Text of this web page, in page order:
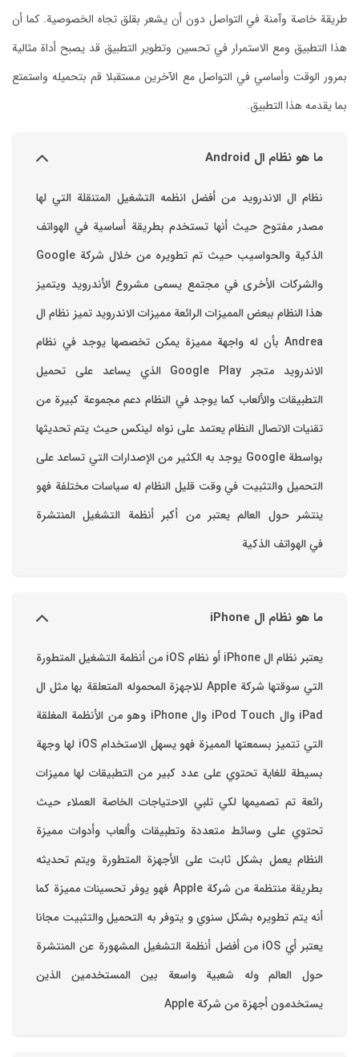
طريقة خاصة وآمنة في التواصل دون أن يشعر بقلق تجاه الخصوصية. كما أن
هذا التطبيق ومع الاستمرار في تحسين وتطوير التطبيق قد يصبح أداة مثالية
بمرور الوقت وأساسي في التواصل مع الآخرين مستقبلا قم بتحميله واستمتع
بما يقدمه هذا التطبيق.
ما هو نظام ال Android
نظام ال الاندرويد من أفضل انظمه التشغيل المتنقلة التي لها
مصدر مفتوح حيث أنها تستخدم بطريقة أساسية في الهواتف
والشركات الأخرى في مجتمع يسمى مشروع الأندرويد ويتميز
هذا النظام ببعض المميزات الرائعة ‏مميزات الاندرويد ‏تميز نظام ال
Andrea بأن له واجهة مميزة يمكن تخصصها ‏يوجد في نظام
الاندرويد متجر Google Play الذي يساعد على تحميل
التطبيقات والألعاب ‏كما يوجد في النظام دعم مجموعة كبيرة من
تقنيات الاتصال ‏النظام يعتمد على نواه لينكس حيث يتم تحديثها
بواسطة ‫Google‬ ‏يوجد به الكثير من الإصدارات التي تساعد على
التحميل والتثبيت في وقت قليل ‏النظام له سياسات مختلفة فهو
ينتشر حول العالم يعتبر من أكبر أنظمة التشغيل المنتشرة
في الهواتف الذكية
ما هو نظام ال iPhone
يعتبر نظام ال iPhone أو نظام iOS من أنظمة التشغيل المتطورة
التي سوقتها شركة Apple للاجهزة المحموله المتعلقة بها مثل ال
iPad وال iPod Touch وال iPhone وهو من الأنظمة المغلقة
التي تتميز بسمعتها المميزة فهو يسهل الاستخدام ‏iOS لها وجهة
بسيطة للغاية تحتوي على عدد كبير من التطبيقات لها مميزات
رائعة تم تصميمها لكي تلبي الاحتياجات الخاصة العملاء حيث
تحتوي على وسائط متعددة وتطبيقات وألعاب وأدوات مميزة
‏النظام يعمل بشكل ثابت على الأجهزة المتطورة ويتم تحديثه
بطريقة منتظمة من شركة Apple فهو يوفر تحسينات مميزة كما
أنه يتم تطويره بشكل سنوي و يتوفر به التحميل والتثبيت مجانا
‏يعتبر أي iOS من أفضل أنظمة التشغيل المشهورة عن المنتشرة
حول العالم وله شعبية واسعة بين المستخدمين الذين
يستخدمون أجهزة من شركة Apple